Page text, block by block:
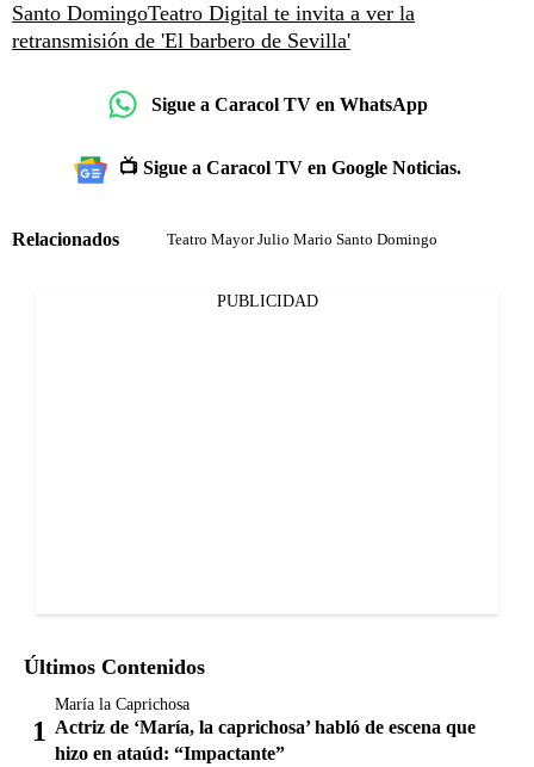
Santo DomingoTeatro Digital te invita a ver la
retransmisión de 'El barbero de Sevilla'
Sigue a Caracol TV en WhatsApp
📺 Sigue a Caracol TV en Google Noticias.
Relacionados Teatro Mayor Julio Mario Santo Domingo
PUBLICIDAD
Últimos Contenidos
María la Caprichosa
Actriz de ‘María, la caprichosa’ habló de escena que
hizo en ataúd: “Impactante”